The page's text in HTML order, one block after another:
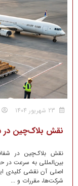
نقش بلاک‌چین در
نقش بلاک‌چین در
بین‌المللی به سرعت در
اصلی آن نقشی کلیدی
شرکت‌ها، مقررات و ...